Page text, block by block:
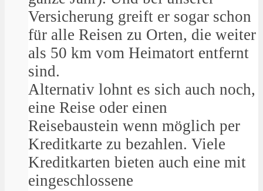
Versicherung greift er sogar schon
für alle Reisen zu Orten, die weiter
als 50 km vom Heimatort entfernt
sind.
Alternativ lohnt es sich auch noch,
eine Reise oder einen
Reisebaustein wenn möglich per
Kreditkarte zu bezahlen. Viele
Kreditkarten bieten auch eine mit
eingeschlossene